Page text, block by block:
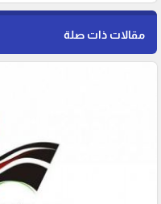
مقالات ذات صلة